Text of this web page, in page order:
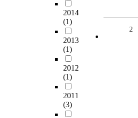
2014
(1)
2013
(1)
2012
(1)
2011
(3)
2